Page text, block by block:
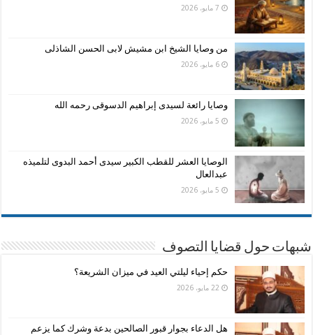
7 مايو، 2026
من وصايا الشيخ ابن مشيش لابى الحسن الشاذلى
6 مايو، 2026
وصايا رائعة لسيدى إبراهيم الدسوقى رحمه الله
5 مايو، 2026
الوصايا العشر للقطب الكبير سيدى أحمد البدوى لتلميذه
عبدالعال
5 مايو، 2026
شبهات حول قضايا التصوف
حكم إحياء ليلتي العيد في ميزان الشريعة؟
22 مايو، 2026
هل الدعاء بجوار قبور الصالحين بدعة وشرك كما يزعم